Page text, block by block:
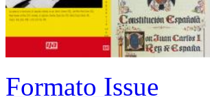
Formato Issue